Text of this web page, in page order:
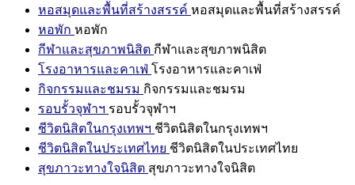
หอสมุดและพื้นที่สร้างสรรค์ หอสมุดและพื้นที่สร้างสรรค์
หอพัก หอพัก
กีฬาและสุขภาพนิสิต กีฬาและสุขภาพนิสิต
โรงอาหารและคาเฟ่ โรงอาหารและคาเฟ่
กิจกรรมและชมรม กิจกรรมและชมรม
รอบรั้วจุฬาฯ รอบรั้วจุฬาฯ
ชีวิตนิสิตในกรุงเทพฯ ชีวิตนิสิตในกรุงเทพฯ
ชีวิตนิสิตในประเทศไทย ชีวิตนิสิตในประเทศไทย
สุขภาวะทางใจนิสิต สุขภาวะทางใจนิสิต